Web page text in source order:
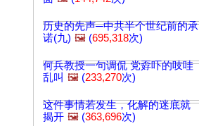
历史的先声─中共半个世纪前的承
诺(九) 🖼️ (695,318次)
何兵教授一句调侃 党孬吓的吱哇
乱叫 🖼️ (233,270次)
这件事情若发生，化解的迷底就
揭开 🖼️ (363,696次)